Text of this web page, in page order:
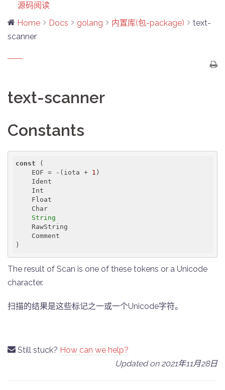
源码阅读
Home
Docs golang 内置库(包-package)
text-
scanner
text-scanner
Constants
const (
    EOF = -(iota +
1 )
String
)
The result of Scan is one of these tokens or a Unicode
character.
扫描的结果是这些标记之一或一个Unicode字符。
Still stuck? How can we help?
Updated on 2021年11月28日